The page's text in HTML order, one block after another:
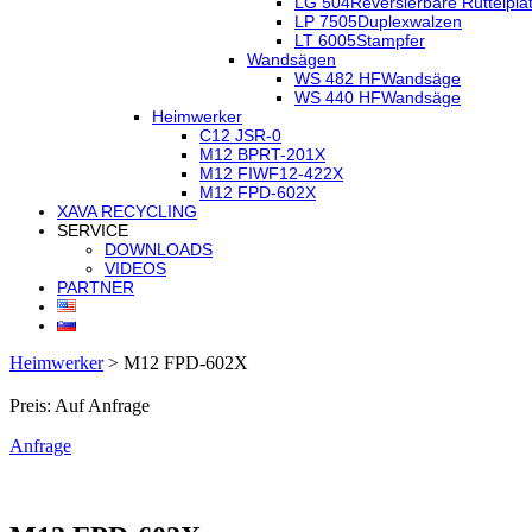
LP 7505Duplexwalzen
LT 6005Stampfer
Wandsägen
WS 482 HFWandsäge
WS 440 HFWandsäge
Heimwerker
C12 JSR-0
M12 BPRT-201X
M12 FIWF12-422X
M12 FPD-602X
XAVA RECYCLING
SERVICE
DOWNLOADS
VIDEOS
PARTNER
Heimwerker> M12 FPD-602X
Preis: Auf Anfrage
Anfrage